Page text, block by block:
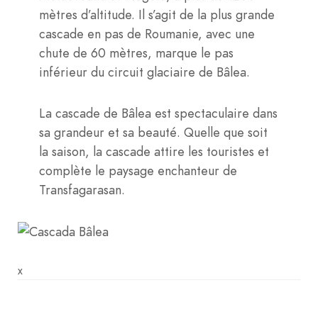
mètres d’altitude. Il s’agit de la plus grande
cascade en pas de Roumanie, avec une
chute de 60 mètres, marque le pas
inférieur du circuit glaciaire de Bâlea.
La cascade de Bâlea est spectaculaire dans
sa grandeur et sa beauté. Quelle que soit
la saison, la cascade attire les touristes et
complète le paysage enchanteur de
Transfagarasan.
x